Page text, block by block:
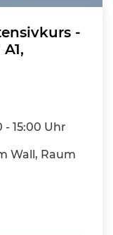
-
- 15:00 Uhr
Wall, Raum